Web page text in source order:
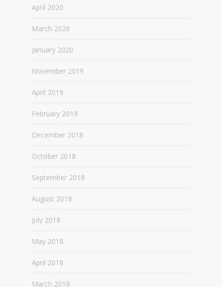
April 2020
March 2020
January 2020
November 2019
April 2019
February 2019
December 2018
October 2018
September 2018
August 2018
July 2018
May 2018
April 2018
March 2018